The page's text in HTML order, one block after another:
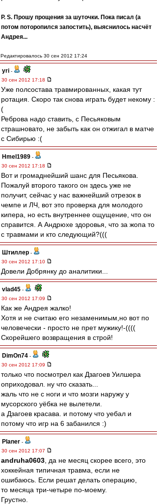
P. S. Прошу прощения за шуточки. Пока писал (а
потом поторопился запостить), выяснилось насчёт
Андрея...
Редактировалось 30 сен 2012 17:24
yri -
30 сен 2012 17:18
Уже полсостава травмированных, какая тут
ротация. Скоро так снова играть будет некому :
(
Реброва надо ставить, с Песьяковым
страшновато, не забыть как он отжигал в матче
с Сибирью :(
Hmel1989 -
30 сен 2012 17:18
Вот и громаднейший шанс для Песьякова.
Пожалуй второго такого он здесь уже не
получит, сейчас у нас важнейший отрезок в
чемпе и ЛЧ, вот это проверка для молодого
кипера, но есть внутреннее ощущение, что он
справится. А Андрюхе здоровья, что за жопа то
с травмами и кто следующий?(((
Штиллер -
30 сен 2012 17:10
Довели Добрянку до аналитики...
vlad45 -
30 сен 2012 17:09
Как же Андрея жалко!
Хотя и не считаю его незаменимым,но вот по
человечески - просто не прет мужику!-((((
Скорейшего возвращения в строй!
DimOn74 -
30 сен 2012 17:09
только что посмотрел как Дзагоев Уилшера
оприходовал. ну что сказать...
жаль что не с ноги и что мозги наружу у
мусорского уёбка не вылетели.
а Дзагоев красава. и потому что уебал и
потому что игр на 6 забанился :)
Planer -
30 сен 2012 17:07
andruha0603 , да не месяц скорее всего, это
хоккейная типичная травма, если не
ошибаюсь. Если решат делать операцию,
то месяца три-четыре по-моему.
Грустно.